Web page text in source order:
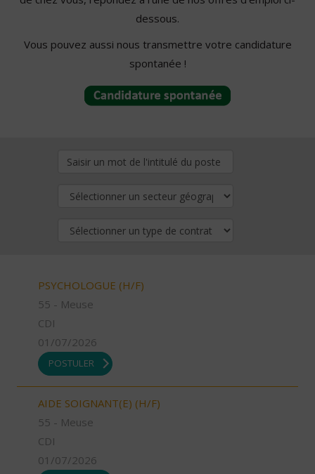
dessous.
Vous pouvez aussi nous transmettre votre candidature
spontanée !
PSYCHOLOGUE (H/F)
55 - Meuse
CDI
01/07/2026
POSTULER
AIDE SOIGNANT(E) (H/F)
55 - Meuse
CDI
01/07/2026